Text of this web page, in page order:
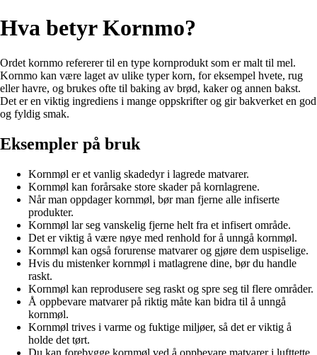
Hva betyr Kornmo?
Ordet kornmo refererer til en type kornprodukt som er malt til mel.
Kornmo kan være laget av ulike typer korn, for eksempel hvete, rug
eller havre, og brukes ofte til baking av brød, kaker og annen bakst.
Det er en viktig ingrediens i mange oppskrifter og gir bakverket en god
og fyldig smak.
Eksempler på bruk
Kornmøl er et vanlig skadedyr i lagrede matvarer.
Kornmøl kan forårsake store skader på kornlagrene.
Når man oppdager kornmøl, bør man fjerne alle infiserte
produkter.
Kornmøl lar seg vanskelig fjerne helt fra et infisert område.
Det er viktig å være nøye med renhold for å unngå kornmøl.
Kornmøl kan også forurense matvarer og gjøre dem uspiselige.
Hvis du mistenker kornmøl i matlagrene dine, bør du handle
raskt.
Kornmøl kan reprodusere seg raskt og spre seg til flere områder.
Å oppbevare matvarer på riktig måte kan bidra til å unngå
kornmøl.
Kornmøl trives i varme og fuktige miljøer, så det er viktig å
holde det tørt.
Du kan forebygge kornmøl ved å oppbevare matvarer i lufttette